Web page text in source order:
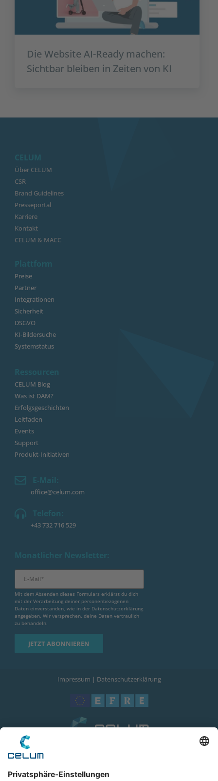
Die Website AI-Ready machen:
Sichtbar bleiben in Zeiten von KI
CELUM
Über CELUM
CSR
Brand Guidelines
Presseportal
Karriere
Kontakt
CELUM & MACC
Plattform
Preise
Partner
Integrationen
Sicherheit
DSGVO
KI-Bildersuche
Systemstatus
Ressourcen
CELUM Blog
Was ist DAM?
Erfolgsgeschichten
Leitfaden
Events
Support
Produkt-Initiativen
E-Mail:
office@celum.com
Telefon:
+43 732 716 529
Monatlicher Newsletter:
Mit dem Absenden dieses Formulars erklärst du dich
mit der Verarbeitung deiner personenbezogenen
Daten einverstanden, wie in der Datenschutzerklärung
angegeben. Wir versprechen, deine Daten vertraulich
zu behandeln.
Impressum | Datenschutzerklärung